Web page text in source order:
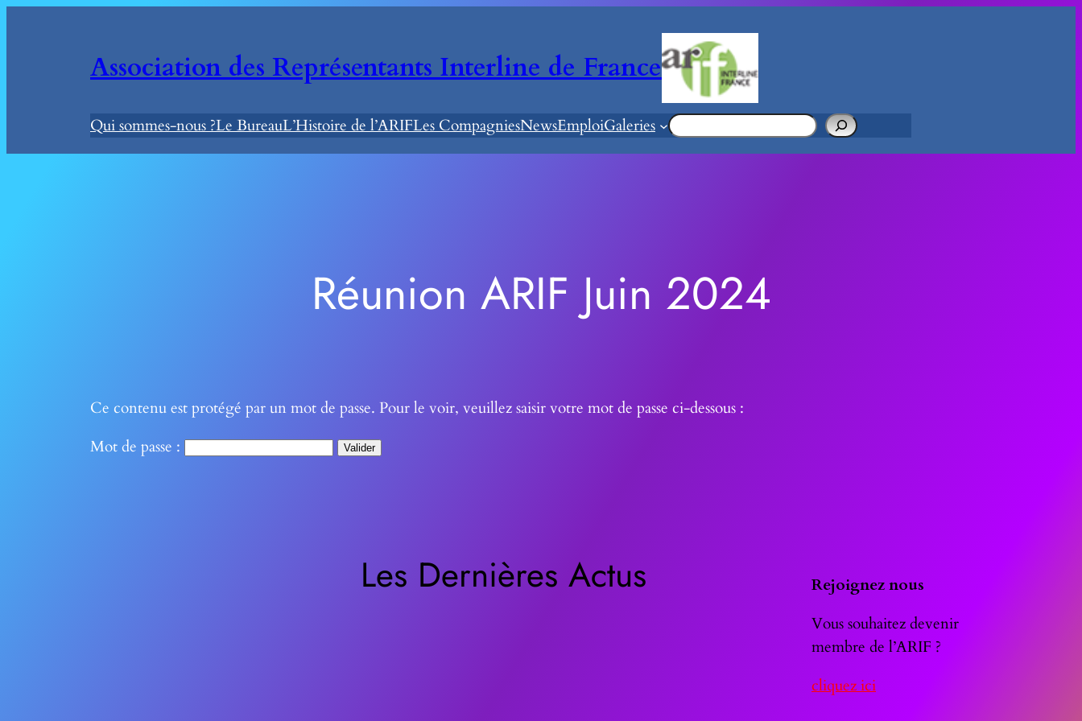
Association des Représentants Interline de France
Qui sommes-nous ?Le BureauL’Histoire de l’ARIFLes CompagniesNewsEmploiGaleries Rechercher
Réunion ARIF Juin 2024
Ce contenu est protégé par un mot de passe. Pour le voir, veuillez saisir votre mot de passe ci-dessous :
Mot de passe :
Les Dernières Actus
Rejoignez nous
Vous souhaitez devenir
membre de l’ARIF ?
cliquez ici